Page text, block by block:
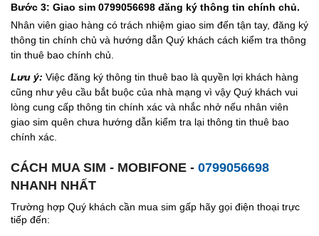
Bước 3: Giao sim 0799056698 đăng ký thông tin chính chủ.
Nhân viên giao hàng có trách nhiệm giao sim đến tận tay, đăng ký
thông tin chính chủ và hướng dẫn Quý khách cách kiểm tra thông
tin thuê bao chính chủ.
Lưu ý: Việc đăng ký thông tin thuê bao là quyền lợi khách hàng
cũng như yêu cầu bắt buộc của nhà mạng vì vậy Quý khách vui
lòng cung cấp thông tin chính xác và nhắc nhở nếu nhân viên
giao sim quên chưa hướng dẫn kiểm tra lại thông tin thuê bao
chính xác.
CÁCH MUA SIM - MOBIFONE - 0799056698
NHANH NHẤT
Trường hợp Quý khách cần mua sim gấp hãy gọi điện thoại trực
tiếp đến: